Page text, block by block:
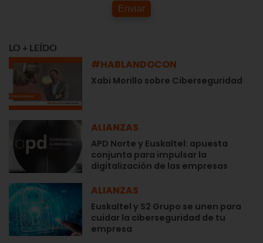
Enviar
LO + LEÍDO
#HABLANDOCON
Xabi Morillo sobre Ciberseguridad
ALIANZAS
APD Norte y Euskaltel: apuesta
conjunta para impulsar la
digitalización de las empresas
ALIANZAS
Euskaltel y S2 Grupo se unen para
cuidar la ciberseguridad de tu
empresa